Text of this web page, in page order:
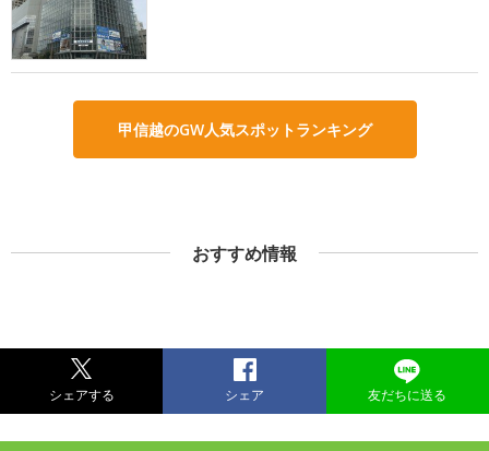
甲信越のGW人気スポットランキング
おすすめ情報
シェアする シェア 友だちに送る